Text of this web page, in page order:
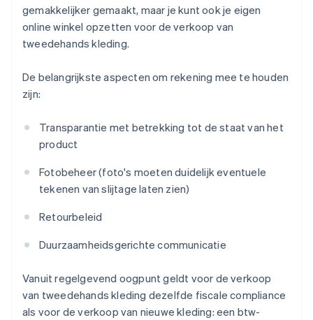
gemakkelijker gemaakt, maar je kunt ook je eigen
online winkel opzetten voor de verkoop van
tweedehands kleding.
De belangrijkste aspecten om rekening mee te houden
zijn:
Transparantie met betrekking tot de staat van het
product
Fotobeheer (foto's moeten duidelijk eventuele
tekenen van slijtage laten zien)
Retourbeleid
Duurzaamheidsgerichte communicatie
Vanuit regelgevend oogpunt geldt voor de verkoop
van tweedehands kleding dezelfde fiscale compliance
als voor de verkoop van nieuwe kleding: een btw-